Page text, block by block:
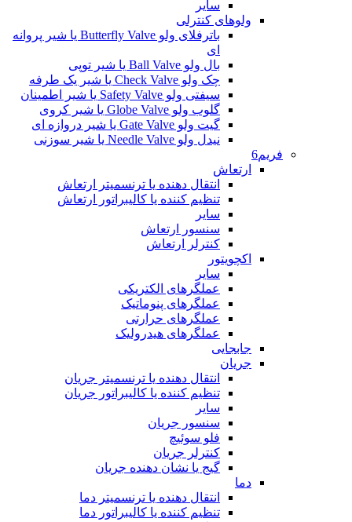
سایر
ولوهای کنترلی
باترفلای ولو Butterfly Valve یا شیر پروانه
ای
بال ولو Ball Valve یا شیر توپی
چک ولو Check Valve یا شیر یک طرفه
سیفتی ولو Safety Valve یا شیر اطمینان
گلوب ولو Globe Valve یا شیر کروی
گیت ولو Gate Valve یا شیر دروازه ای
نیدل ولو Needle Valve یا شیر سوزنی
فریم6
ارتعاش
انتقال دهنده یا ترنسمیتر ارتعاش
تنظیم کننده یا کالیبراتور ارتعاش
سایر
سنسور ارتعاش
کنترلر ارتعاش
اکچویتور
سایر
عملگرهای الکتریکی
عملگرهای پنوماتیک
عملگرهای حرارتی
عملگرهای هیدرولیک
جابجایی
جریان
انتقال دهنده یا ترنسمیتر جریان
تنظیم کننده یا کالیبراتور جریان
سایر
سنسور جریان
فلو سوئیچ
کنترلر جریان
گیج یا نشان دهنده جریان
دما
انتقال دهنده یا ترنسمیتر دما
تنظیم کننده یا کالیبراتور دما